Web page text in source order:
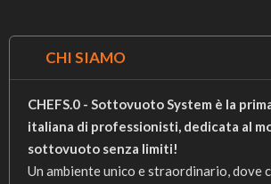
CHI SIAMO
CHEFS.0 - Sottovuoto System è la
italiana di professionisti, dedicata al
sottovuoto senza limiti!
Un ambiente unico e straordinario, dove